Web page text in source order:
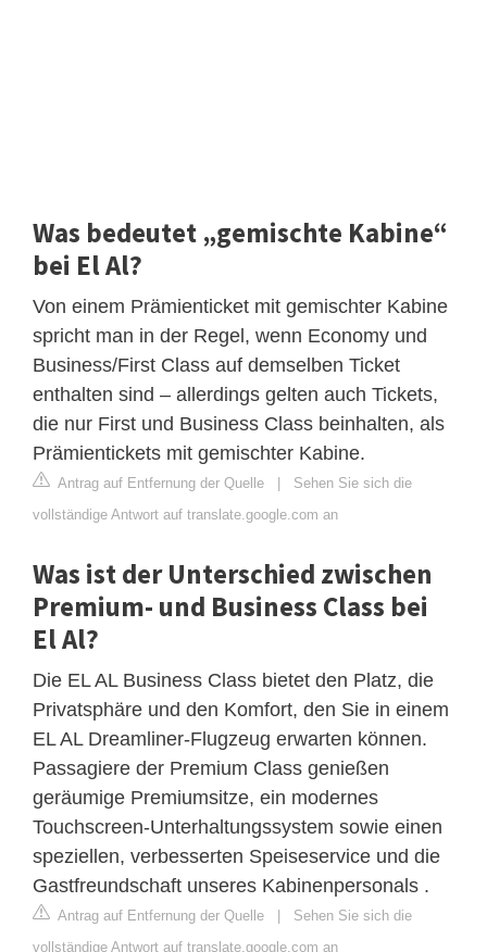
Was bedeutet „gemischte Kabine“
bei El Al?
Von einem Prämienticket mit gemischter Kabine
spricht man in der Regel, wenn Economy und
Business/First Class auf demselben Ticket
enthalten sind – allerdings gelten auch Tickets,
die nur First und Business Class beinhalten, als
Prämientickets mit gemischter Kabine.
Antrag auf Entfernung der Quelle | Sehen Sie sich die
vollständige Antwort auf translate.google.com an
Was ist der Unterschied zwischen
Premium- und Business Class bei
El Al?
Die EL AL Business Class bietet den Platz, die
Privatsphäre und den Komfort, den Sie in einem
EL AL Dreamliner-Flugzeug erwarten können.
Passagiere der Premium Class genießen
geräumige Premiumsitze, ein modernes
Touchscreen-Unterhaltungssystem sowie einen
speziellen, verbesserten Speiseservice und die
Gastfreundschaft unseres Kabinenpersonals .
Antrag auf Entfernung der Quelle | Sehen Sie sich die
vollständige Antwort auf translate.google.com an